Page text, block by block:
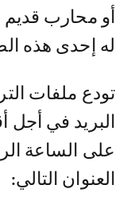
أو محارب
له إحدى هذه
تودع ملفات
على الساعة
العنوان التالي: